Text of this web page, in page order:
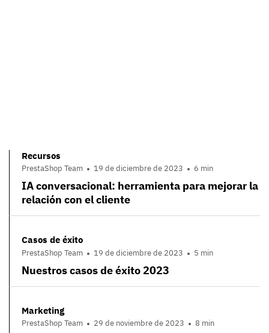
Recursos
PrestaShop Team 19 de diciembre de 2023 6 min
IA conversacional: herramienta para mejorar la
relación con el cliente
Casos de éxito
PrestaShop Team 19 de diciembre de 2023 5 min
Nuestros casos de éxito 2023
Marketing
PrestaShop Team 29 de noviembre de 2023 8 min